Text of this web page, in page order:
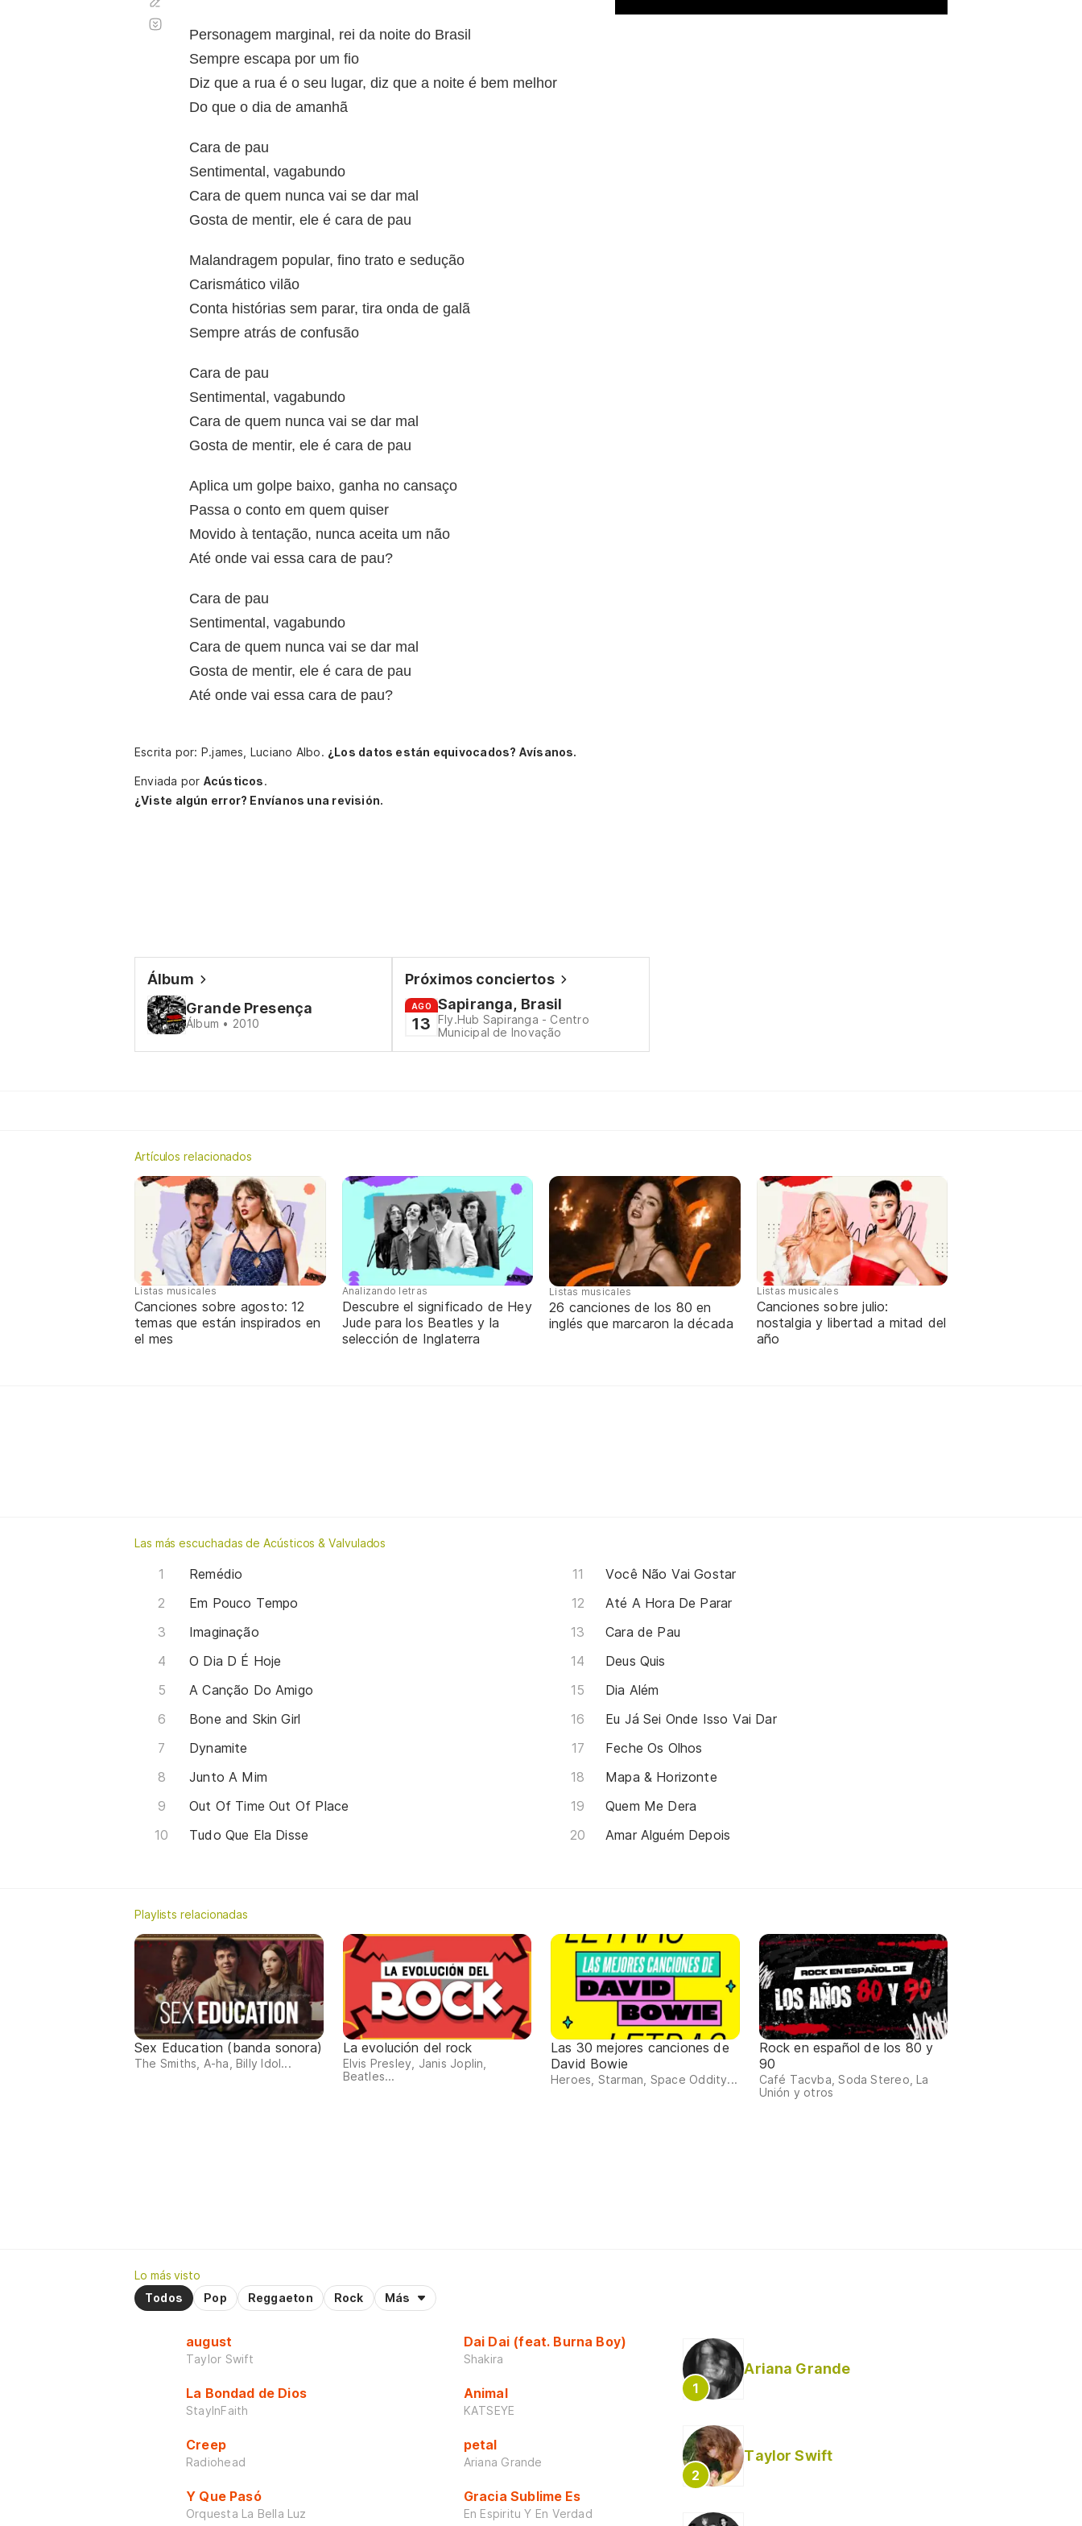
Personagem marginal, rei da noite do Brasil
Sempre escapa por um fio
Diz que a rua é o seu lugar, diz que a noite é bem melhor
Do que o dia de amanhã
Cara de pau
Sentimental, vagabundo
Cara de quem nunca vai se dar mal
Gosta de mentir, ele é cara de pau
Malandragem popular, fino trato e sedução
Carismático vilão
Conta histórias sem parar, tira onda de galã
Sempre atrás de confusão
Cara de pau
Sentimental, vagabundo
Cara de quem nunca vai se dar mal
Gosta de mentir, ele é cara de pau
Aplica um golpe baixo, ganha no cansaço
Passa o conto em quem quiser
Movido à tentação, nunca aceita um não
Até onde vai essa cara de pau?
Cara de pau
Sentimental, vagabundo
Cara de quem nunca vai se dar mal
Gosta de mentir, ele é cara de pau
Até onde vai essa cara de pau?
automático
Escrita por: P.james, Luciano Albo. ¿Los datos están equivocados? Avísanos.
Enviada por Acústicos.
¿Viste algún error? Envíanos una revisión.
Álbum
Grande Presença
Álbum • 2010
Próximos conciertos
AGO
13
Sapiranga, Brasil
Fly.Hub Sapiranga - Centro
Municipal de Inovação
Artículos relacionados
Listas musicales
Canciones sobre agosto: 12
temas que están inspirados en
el mes
Analizando letras
Descubre el significado de Hey
Jude para los Beatles y la
selección de Inglaterra
Listas musicales
26 canciones de los 80 en
inglés que marcaron la década
Listas musicales
Canciones sobre julio:
nostalgia y libertad a mitad del
año
Las más escuchadas de Acústicos & Valvulados
Remédio
Em Pouco Tempo
Imaginação
O Dia D É Hoje
A Canção Do Amigo
Bone and Skin Girl
Dynamite
Junto A Mim
Out Of Time Out Of Place
Tudo Que Ela Disse
Você Não Vai Gostar
Até A Hora De Parar
Cara de Pau
Deus Quis
Dia Além
Eu Já Sei Onde Isso Vai Dar
Feche Os Olhos
Mapa & Horizonte
Quem Me Dera
Amar Alguém Depois
Playlists relacionadas
Sex Education (banda sonora)
The Smiths, A-ha, Billy Idol...
La evolución del rock
Elvis Presley, Janis Joplin,
Beatles...
Las 30 mejores canciones de
David Bowie
Heroes, Starman, Space Oddity...
Rock en español de los 80 y
90
Café Tacvba, Soda Stereo, La
Unión y otros
Lo más visto
Todos
Pop Reggaeton Rock Más
august
Taylor Swift
La Bondad de Dios
StayInFaith
Creep
Radiohead
Y Que Pasó
Orquesta La Bella Luz
Dai Dai (feat. Burna Boy)
Shakira
Animal
KATSEYE
petal
Ariana Grande
Gracia Sublime Es
En Espiritu Y En Verdad
Ariana Grande
Taylor Swift